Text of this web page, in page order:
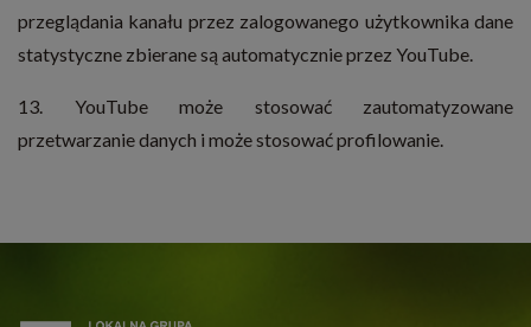
przeglądania kanału przez zalogowanego użytkownika dane
statystyczne zbierane są automatycznie przez YouTube.
13. YouTube może stosować zautomatyzowane
przetwarzanie danych i może stosować profilowanie.